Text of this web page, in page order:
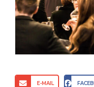
E-MAIL